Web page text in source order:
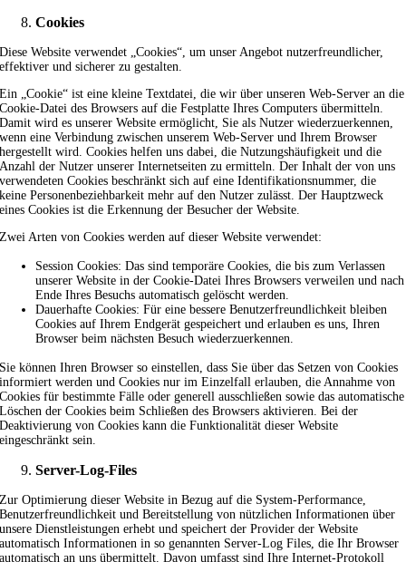
Cookies
Diese Website verwendet „Cookies“, um unser Angebot nutzerfreundlicher,
effektiver und sicherer zu gestalten.
Ein „Cookie“ ist eine kleine Textdatei, die wir über unseren Web-Server an die
Cookie-Datei des Browsers auf die Festplatte Ihres Computers übermitteln.
Damit wird es unserer Website ermöglicht, Sie als Nutzer wiederzuerkennen,
wenn eine Verbindung zwischen unserem Web-Server und Ihrem Browser
hergestellt wird. Cookies helfen uns dabei, die Nutzungshäufigkeit und die
Anzahl der Nutzer unserer Internetseiten zu ermitteln. Der Inhalt der von uns
verwendeten Cookies beschränkt sich auf eine Identifikationsnummer, die
keine Personenbeziehbarkeit mehr auf den Nutzer zulässt. Der Hauptzweck
eines Cookies ist die Erkennung der Besucher der Website.
Zwei Arten von Cookies werden auf dieser Website verwendet:
Session Cookies: Das sind temporäre Cookies, die bis zum Verlassen
unserer Website in der Cookie-Datei Ihres Browsers verweilen und nach
Ende Ihres Besuchs automatisch gelöscht werden.
Dauerhafte Cookies: Für eine bessere Benutzerfreundlichkeit bleiben
Cookies auf Ihrem Endgerät gespeichert und erlauben es uns, Ihren
Browser beim nächsten Besuch wiederzuerkennen.
Sie können Ihren Browser so einstellen, dass Sie über das Setzen von Cookies
informiert werden und Cookies nur im Einzelfall erlauben, die Annahme von
Cookies für bestimmte Fälle oder generell ausschließen sowie das automatische
Löschen der Cookies beim Schließen des Browsers aktivieren. Bei der
Deaktivierung von Cookies kann die Funktionalität dieser Website
eingeschränkt sein.
Server-Log-Files
Zur Optimierung dieser Website in Bezug auf die System-Performance,
Benutzerfreundlichkeit und Bereitstellung von nützlichen Informationen über
unsere Dienstleistungen erhebt und speichert der Provider der Website
automatisch Informationen in so genannten Server-Log Files, die Ihr Browser
automatisch an uns übermittelt. Davon umfasst sind Ihre Internet-Protokoll